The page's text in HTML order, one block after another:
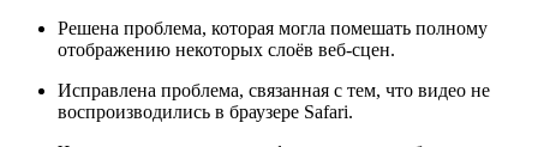
Решена проблема, которая могла помешать полному
отображению некоторых слоёв веб-сцен.
Исправлена проблема, связанная с тем, что видео не
воспроизводились в браузере Safari.